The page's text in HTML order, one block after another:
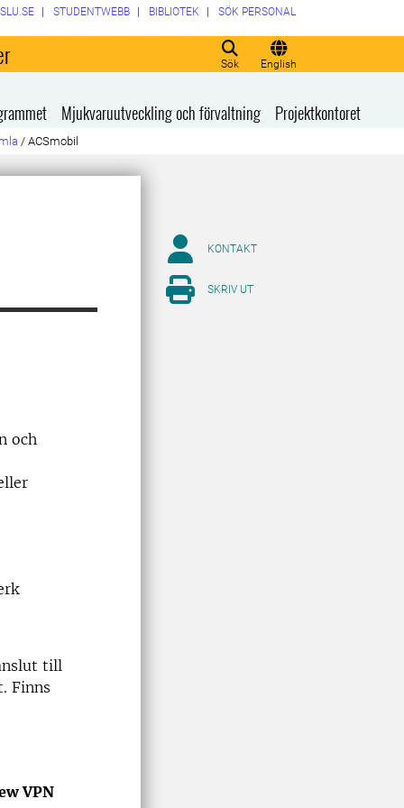
Sök English
SLU.SE STUDENTWEBB BIBLIOTEK SÖK PERSONAL
Mjukvaruutveckling och förvaltning Projektkontoret
/ ACSmobil
och
till
Finns
VPN
KONTAKT
SKRIV UT